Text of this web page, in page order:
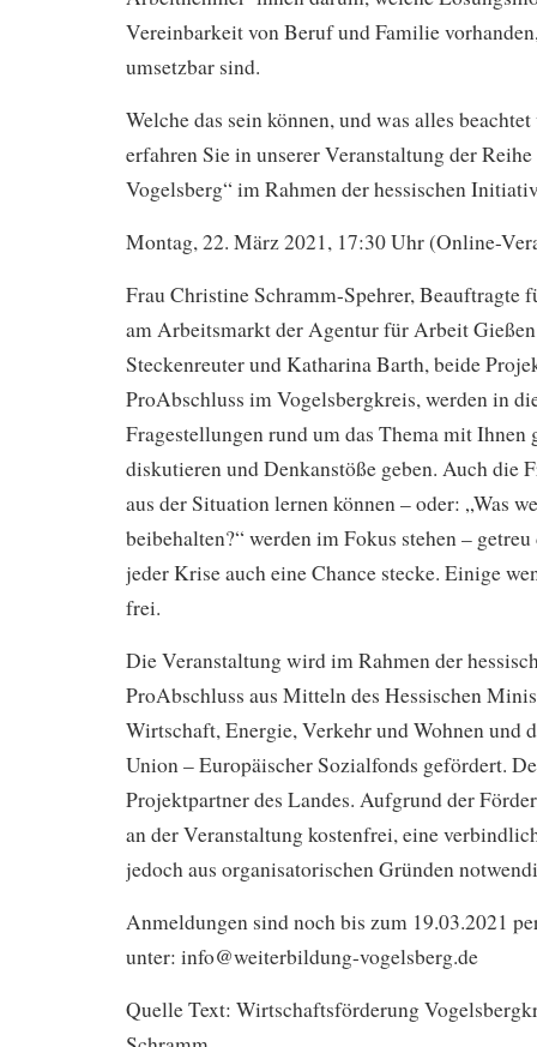
Vereinbarkeit von Beruf und Familie
umsetzbar sind.
Welche das sein können, und was alles
erfahren Sie in unserer Veranstaltung der
Vogelsberg“ im Rahmen der hessischen
Montag, 22. März 2021, 17:30 Uhr (Online-
Frau Christine Schramm-Spehrer, Beauftragte
am Arbeitsmarkt der Agentur für Arbeit
Steckenreuter und Katharina Barth, beide
ProAbschluss im Vogelsbergkreis, werden in
Fragestellungen rund um das Thema mit Ihnen
diskutieren und Denkanstöße geben. Auch die
aus der Situation lernen können – oder: „Was
beibehalten?“ werden im Fokus stehen –
jeder Krise auch eine Chance stecke. Einige
frei.
Die Veranstaltung wird im Rahmen der
ProAbschluss aus Mitteln des Hessischen
Wirtschaft, Energie, Verkehr und Wohnen und
Union – Europäischer Sozialfonds gefördert.
Projektpartner des Landes. Aufgrund der
an der Veranstaltung kostenfrei, eine
jedoch aus organisatorischen Gründen
Anmeldungen sind noch bis zum 19.03.2021
unter: info@weiterbildung-vogelsberg.de
Quelle Text: Wirtschaftsförderung